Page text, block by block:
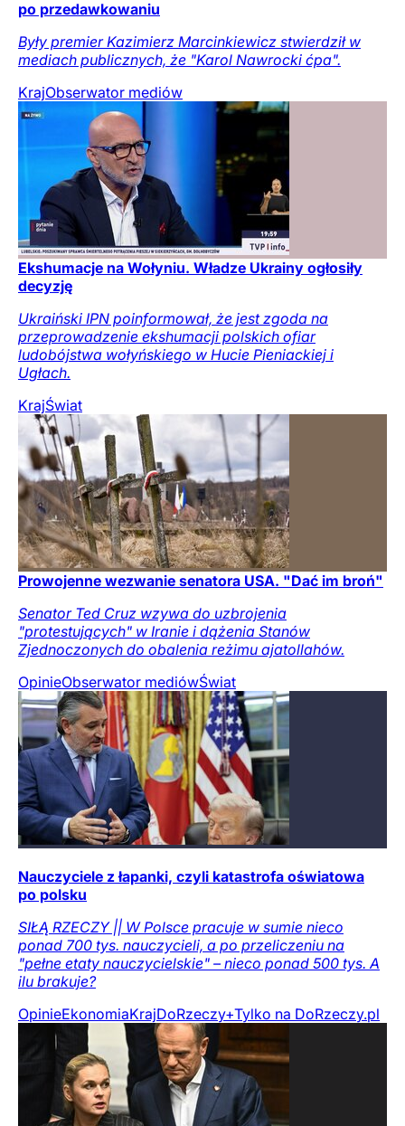
po przedawkowaniu
Były premier Kazimierz Marcinkiewicz stwierdził w
mediach publicznych, że "Karol Nawrocki ćpa".
KrajObserwator mediów
Ekshumacje na Wołyniu. Władze Ukrainy ogłosiły
decyzję
Ukraiński IPN poinformował, że jest zgoda na
przeprowadzenie ekshumacji polskich ofiar
ludobójstwa wołyńskiego w Hucie Pieniackiej i
Ugłach.
KrajŚwiat
Prowojenne wezwanie senatora USA. "Dać im broń"
Senator Ted Cruz wzywa do uzbrojenia
"protestujących" w Iranie i dążenia Stanów
Zjednoczonych do obalenia reżimu ajatollahów.
OpinieObserwator mediówŚwiat
Nauczyciele z łapanki, czyli katastrofa oświatowa
po polsku
SIŁĄ RZECZY || W Polsce pracuje w sumie nieco
ponad 700 tys. nauczycieli, a po przeliczeniu na
"pełne etaty nauczycielskie" – nieco ponad 500 tys. A
ilu brakuje?
OpinieEkonomiaKrajDoRzeczy+Tylko na DoRzeczy.pl